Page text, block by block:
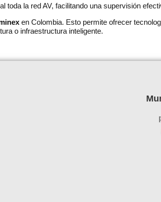
toda la red AV, facilitando una supervisión
en Colombia. Esto permite ofrecer
o infraestructura inteligente.